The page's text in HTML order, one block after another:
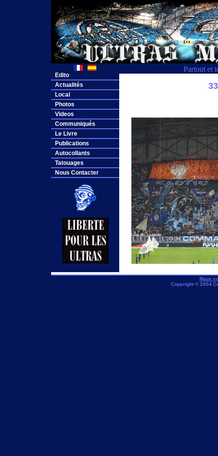
Partout et
Edito
Actualités
Local
Photos
Videos
Communiqués
Le Livre
Publications
Autocollants
Tatouages
Nous Contacter
Nous
Copyright © 2004